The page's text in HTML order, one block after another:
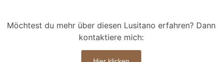
Möchtest du mehr über diesen Lusitano erfahren? Dann
kontaktiere mich: